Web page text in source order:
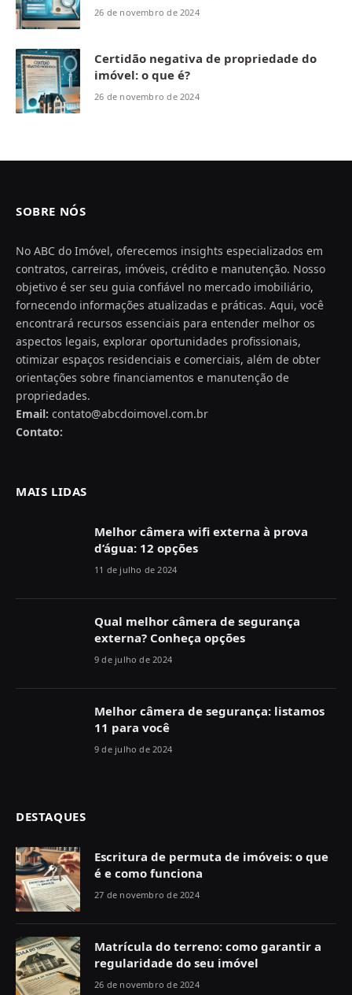
26 de novembro de 2024
Certidão negativa de propriedade do
imóvel: o que é?
26 de novembro de 2024
SOBRE NÓS
No ABC do Imóvel, oferecemos insights especializados em
contratos, carreiras, imóveis, crédito e manutenção. Nosso
objetivo é ser seu guia confiável no mercado imobiliário,
fornecendo informações atualizadas e práticas. Aqui, você
encontrará recursos essenciais para entender melhor os
aspectos legais, explorar oportunidades profissionais,
otimizar espaços residenciais e comerciais, além de obter
orientações sobre financiamentos e manutenção de
propriedades.
Email: contato@abcdoimovel.com.br
Contato:
MAIS LIDAS
Melhor câmera wifi externa à prova
d’água: 12 opções
11 de julho de 2024
Qual melhor câmera de segurança
externa? Conheça opções
9 de julho de 2024
Melhor câmera de segurança: listamos
11 para você
9 de julho de 2024
DESTAQUES
Escritura de permuta de imóveis: o que
é e como funciona
27 de novembro de 2024
Matrícula do terreno: como garantir a
regularidade do seu imóvel
26 de novembro de 2024